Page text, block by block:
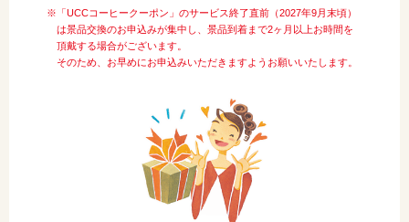
※「UCCコーヒークーポン」のサービス終了直前（2027年9月末頃）
は景品交換のお申込みが集中し、景品到着まで2ヶ月以上お時間を
頂戴する場合がございます。
そのため、お早めにお申込みいただきますようお願いいたします。